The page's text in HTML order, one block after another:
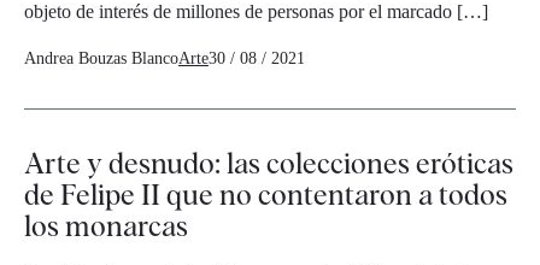
objeto de interés de millones de personas por el marcado […]
Andrea Bouzas BlancoArte30 / 08 / 2021
Arte y desnudo: las colecciones eróticas
de Felipe II que no contentaron a todos
los monarcas